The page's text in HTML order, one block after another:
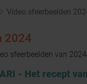
Video sfeerbeelden
2024
sfeerbeelden van
- Het recept